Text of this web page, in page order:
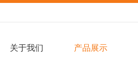
关于我们 产品展示